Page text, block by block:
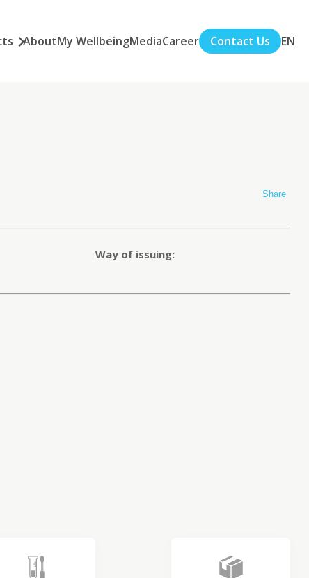
AboutMy WellbeingMediaCareer Contact Us EN
Share
Way of issuing: